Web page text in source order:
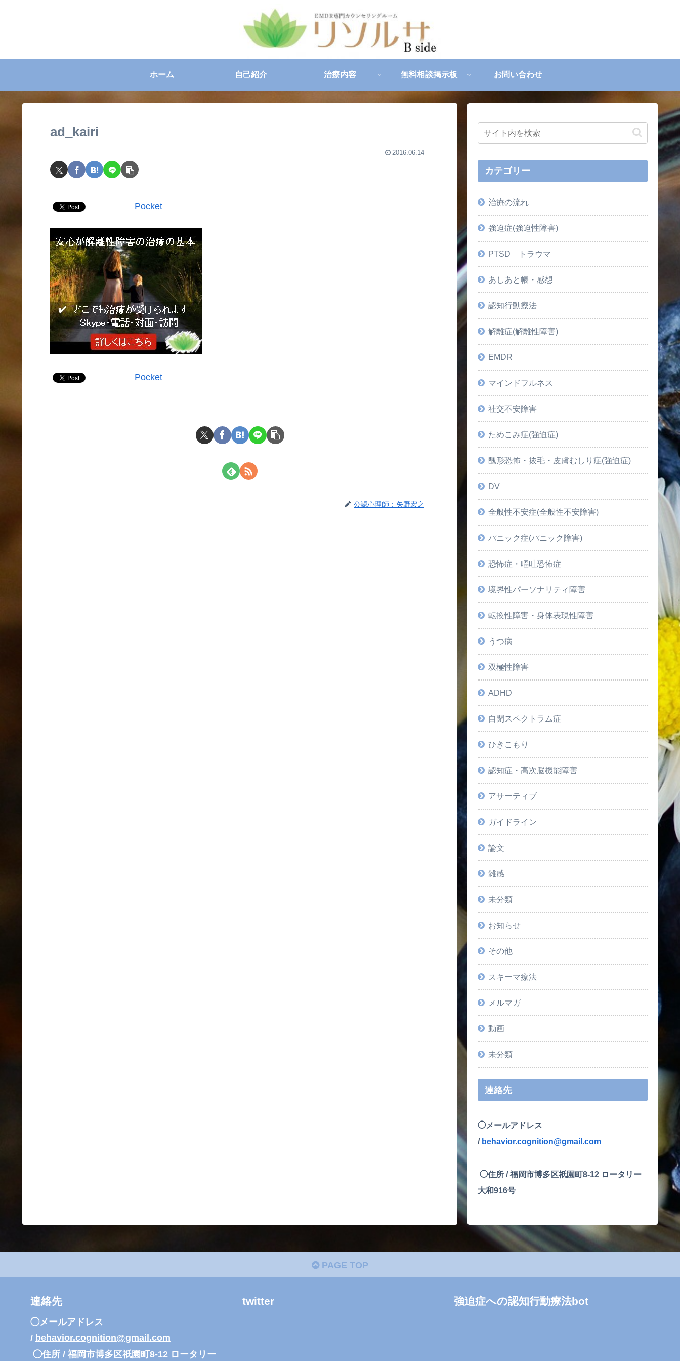
ホーム 自己紹介 治療内容 無料相談掲示板 お問い合わせ
ad_kairi
2016.06.14
Pocket
Pocket
公認心理師：矢野宏之
カテゴリー
治療の流れ
強迫症(強迫性障害)
PTSD トラウマ
あしあと帳・感想
認知行動療法
解離症(解離性障害)
EMDR
マインドフルネス
社交不安障害
ためこみ症(強迫症)
醜形恐怖・抜毛・皮膚むしり症(強迫症)
DV
全般性不安症(全般性不安障害)
パニック症(パニック障害)
恐怖症・嘔吐恐怖症
境界性パーソナリティ障害
転換性障害・身体表現性障害
うつ病
双極性障害
ADHD
自閉スペクトラム症
ひきこもり
認知症・高次脳機能障害
アサーティブ
ガイドライン
論文
雑感
未分類
お知らせ
その他
スキーマ療法
メルマガ
動画
未分類
連絡先
◯メールアドレス
/ behavior.cognition@gmail.com
◯住所 /福岡市博多区祇園町8-12 ロータリー
大和916号
PAGE TOP
連絡先
◯メールアドレス
/ behavior.cognition@gmail.com
◯住所 / 福岡市博多区祇園町8-12 ロータリー
twitter 強迫症への認知行動療法bot